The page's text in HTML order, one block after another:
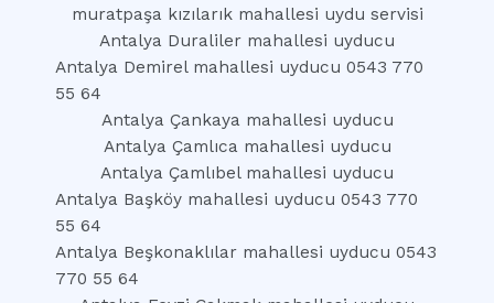
muratpaşa kızılarık mahallesi uydu servisi
Antalya Duraliler mahallesi uyducu
Antalya Demirel mahallesi uyducu 0543 770
55 64
Antalya Çankaya mahallesi uyducu
Antalya Çamlıca mahallesi uyducu
Antalya Çamlıbel mahallesi uyducu
Antalya Başköy mahallesi uyducu 0543 770
55 64
Antalya Beşkonaklılar mahallesi uyducu 0543
770 55 64